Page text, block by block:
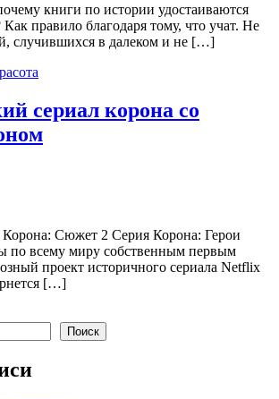
книги по истории удостаиваются
правило благодаря тому, что учат. Не
случившихся в далеком и не […]
сериал корона со
Сюжет 2 Серия Корона: Герои
по всему миру собственным первым
проект историчного сериала Netflix
[…]
Поиск